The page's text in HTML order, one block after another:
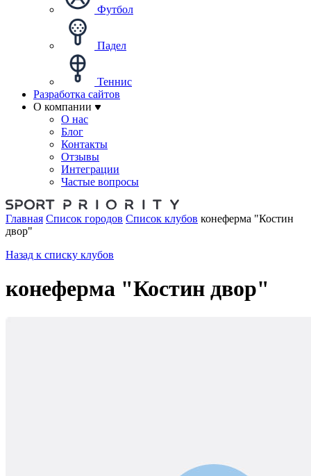
Футбол
Падел
Теннис
Разработка сайтов
О компании
О нас
Блог
Контакты
Отзывы
Интеграции
Частые вопросы
Главная Список городов Список клубов конеферма "Костин
двор"
Назад к списку клубов
конеферма "Костин двор"